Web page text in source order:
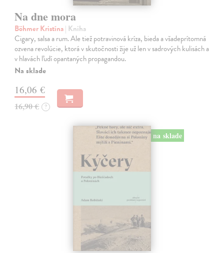
Na dne mora
Böhmer Kristína| Kniha
Cigary, salsa a rum. Ale tiež potravinová kríza, bieda a všadeprítomná
ozvena revolúcie, ktorá v skutočnosti žije už len v sadrových kulisách a
v hlavách ľudí opantaných propagandou.
Na sklade
16,06 €
16,90 € ?
na sklade